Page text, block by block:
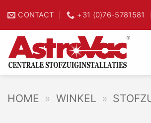
naar
inhoud
CONTACT +31 (0)76-5781581
HOME » WINKEL »